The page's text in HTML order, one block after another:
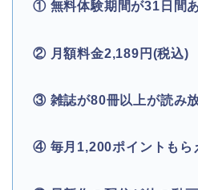
① 無料体験期間が31日間
② 月額料金2,189円(税込)
③ 雑誌が80冊以上が読み
④ 毎月1,200ポイントもら